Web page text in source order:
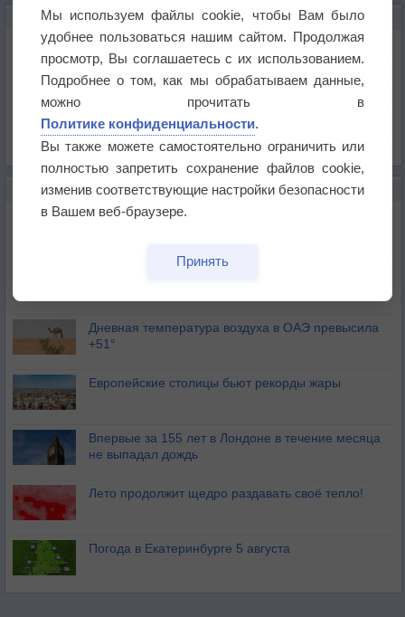
КАРТЫ ПОГОДЫ В ВЕСТМИНСТЕРЕ
Температура
Давление
Осадки
Облачность
Список всех карт
НОВОЕ О ПОГОДЕ
Июль в России стал самым тёплым за всю
В Центральной России наступают самые жаркие
Дневная температура воздуха в ОАЭ превысила
+51°
Европейские столицы бьют рекорды жары
Впервые за 155 лет в Лондоне в течение месяца
не выпадал дождь
Лето продолжит щедро раздавать своё тепло!
Погода в Екатеринбурге 5 августа
Мы используем файлы cookie, чтобы Вам было
удобнее пользоваться нашим сайтом. Продолжая
просмотр, Вы соглашаетесь с их использованием.
Подробнее о том, как мы обрабатываем данные,
можно прочитать в
Политике конфиденциальности.
Вы также можете самостоятельно ограничить или
полностью запретить сохранение файлов cookie,
изменив соответствующие настройки безопасности
в Вашем веб-браузере.
Принять